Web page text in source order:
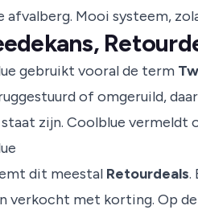
afvalberg. Mooi systeem,
gebruikt vooral de term
of omgeruild,
zijn. Coolblue
dit meestal Retourdeals.
verkocht met korting. Op